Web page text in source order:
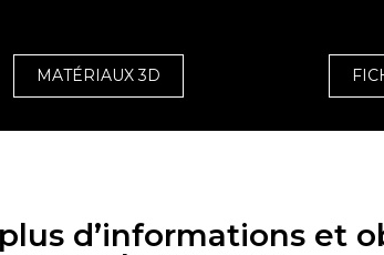
MATÉRIAUX 3D
d’informations et